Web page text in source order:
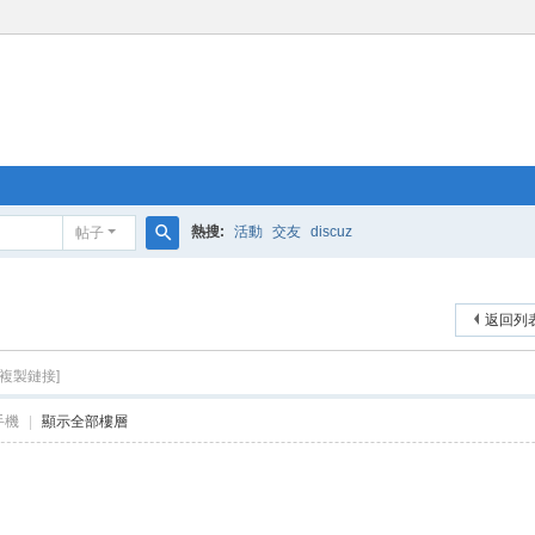
帖子 熱搜: 活動 交友 discuz
返回列
製鏈接]
機 顯示全部樓層